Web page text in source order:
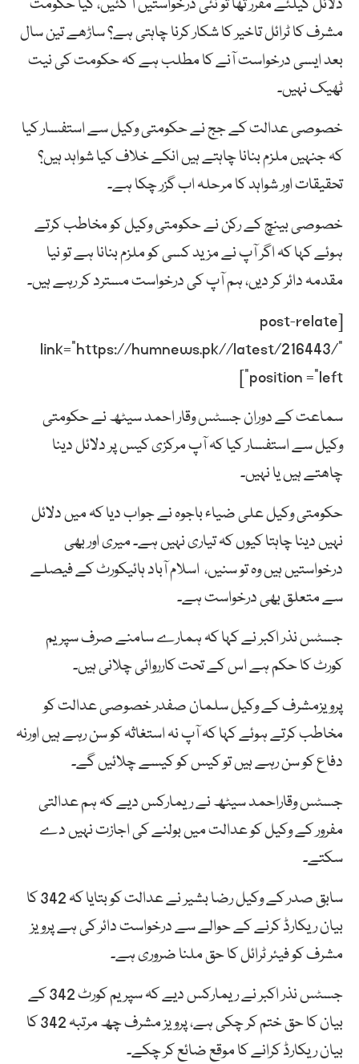
مشرف کا ٹرائل تاخیر کا شکار کرنا چاہتی ہے؟ ساڑھے تین سال
بعد ایسی درخواست آنے کا مطلب ہے کہ حکومت کی نیت
ٹھیک نہیں۔
خصوصی عدالت کے جج نے حکومتی وکیل سے استفسار کیا
کہ جنہیں ملزم بنانا چاہتے ہیں انکے خلاف کیا شواہد ہیں؟
تحقیقات اور شواہد کا مرحلہ اب گزر چکا ہے۔
خصوصی بینچ کے رکن نے حکومتی وکیل کو مخاطب کرتے
ہوئے کہا کہ اگر آپ نے مزید کسی کو ملزم بنانا ہے تو نیا
مقدمہ دائر کر دیں، ہم آپ کی درخواست مسترد کر رہے ہیں۔
[post-relate
link=”https://humnews.pk//latest/216443/”
position =”left”]
سماعت کے دوران جسٹس وقار احمد سیٹھ نے حکومتی
وکیل سے استفسار کیا کہ آپ مرکزی کیس پر دلائل دینا
چاھتے ہیں یا نہیں۔
حکومتی وکیل علی ضیاء باجوہ نے جواب دیا کہ میں دلائل
نہیں دینا چاہتا کیوں کہ تیاری نہیں ہے۔ میری اور بھی
درخواستیں ہیں وہ تو سنیں، اسلام آباد ہائیکورٹ کے فیصلے
سے متعلق بھی درخواست ہے۔
جسٹس نذر اکبر نے کہا کہ ہمارے سامنے صرف سپریم
کورٹ کا حکم ہے اس کے تحت کارروائی چلانی ہیں۔
پرویزمشرف کے وکیل سلمان صفدر خصوصی عدالت کو
مخاطب کرتے ہوئے کہا کہ آپ نہ استغاثہ کو سن رہے ہیں اورنہ
دفاع کو سن رہے ہیں تو کیس کو کیسے چلائیں گے۔
جسٹس وقاراحمد سیٹھ نے ریمارکس دیے کہ ہم عدالتی
مفرور کے وکیل کو عدالت میں بولنے کی اجازت نہیں دے
سکتے۔
سابق صدر کے وکیل رضا بشیر نے عدالت کو بتایا کہ 342 کا
بیان ریکارڈ کرنے کے حوالے سے درخواست دائر کی ہے پرویز
مشرف کو فیئر ٹرائل کا حق ملنا ضروری ہے۔
جسٹس نذر اکبر نے ریمارکس دیے کہ سپریم کورٹ 342 کے
بیان کا حق ختم کر چکی ہے، پرویز مشرف چھ مرتبہ 342 کا
بیان ریکارڈ کرانے کا موقع ضائع کر چکے۔